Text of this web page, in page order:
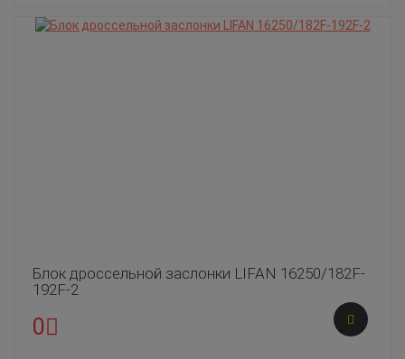
Блок дроссельной заслонки LIFAN 16250/182F-
192F-2
0